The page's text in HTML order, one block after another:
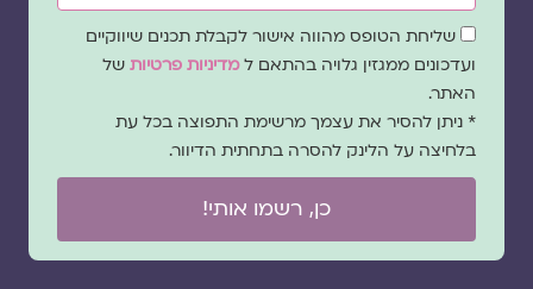
שדה
הסכמה
שליחת הטופס מהווה אישור לקבלת תכנים שיווקיים
ועדכונים ממגזין גלויה בהתאם ל מדיניות פרטיותשל
האתר.
* ניתן להסיר את עצמך מרשימת התפוצה בכל עת
בלחיצה על הלינק להסרה בתחתית הדיוור.
כן, רשמו אותי!